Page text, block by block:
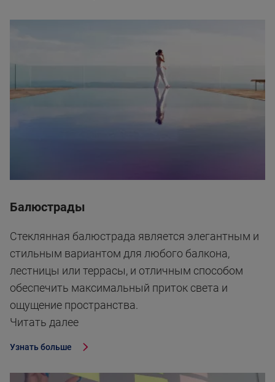
Балюстрады
Стеклянная балюстрада является элегантным и
стильным вариантом для любого балкона,
лестницы или террасы, и отличным способом
обеспечить максимальный приток света и
ощущение пространства.
Читать далеe
Узнать больше